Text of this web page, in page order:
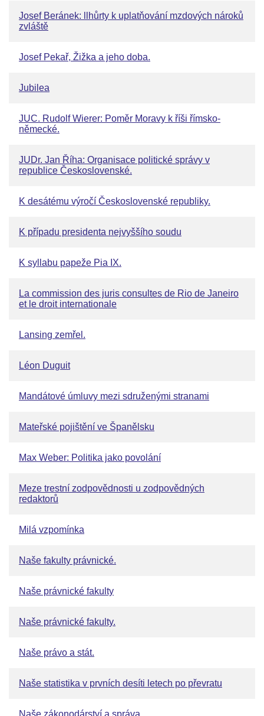
Josef Beránek: llhůrty k uplatňování mzdových nároků
zvláště
Josef Pekař, Žižka a jeho doba.
Jubilea
JUC. Rudolf Wierer: Poměr Moravy k říši římsko-
německé.
JUDr. Jan Říha: Organisace politické správy v
republice Československé.
K desátému výročí Československé republiky.
K případu presidenta nejvyššího soudu
K syllabu papeže Pia IX.
La commission des juris consultes de Rio de Janeiro
et le droit internationale
Lansing zemřel.
Léon Duguit
Mandátové úmluvy mezi sdruženými stranami
Mateřské pojištění ve Španělsku
Max Weber: Politika jako povolání
Meze trestní zodpovědnosti u zodpovědných
redaktorů
Milá vzpomínka
Naše fakulty právnické.
Naše právnické fakulty
Naše právnické fakulty.
Naše právo a stát.
Naše statistika v prvních desíti letech po převratu
Naše zákonodárství a správa